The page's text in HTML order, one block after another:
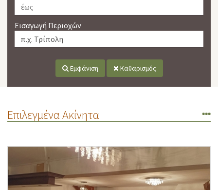
Εισαγωγή Περιοχών
Εμφάνιση Καθαρισμός
Επιλεγμένα Ακίνητα